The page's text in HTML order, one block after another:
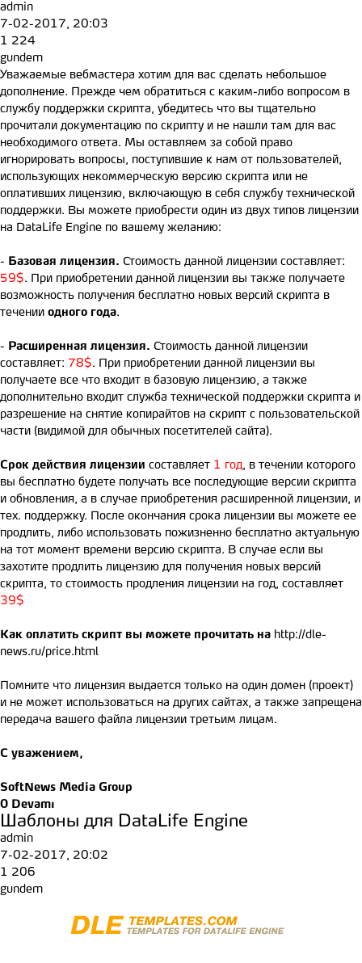
admin
7-02-2017, 20:03
1 224
gundem
Уважаемые вебмастера хотим для вас сделать небольшое
дополнение. Прежде чем обратиться с каким-либо вопросом в
службу поддержки скрипта, убедитесь что вы тщательно
прочитали документацию по скрипту и не нашли там для вас
необходимого ответа. Мы оставляем за собой право
игнорировать вопросы, поступившие к нам от пользователей,
использующих некоммерческую версию скрипта или не
оплативших лицензию, включающую в себя службу технической
поддержки. Вы можете приобрести один из двух типов лицензии
на DataLife Engine по вашему желанию:
- Базовая лицензия. Стоимость данной лицензии составляет:
59$. При приобретении данной лицензии вы также получаете
возможность получения бесплатно новых версий скрипта в
течении одного года.
- Расширенная лицензия. Стоимость данной лицензии
составляет: 78$. При приобретении данной лицензии вы
получаете все что входит в базовую лицензию, а также
дополнительно входит служба технической поддержки скрипта и
разрешение на снятие копирайтов на скрипт с пользовательской
части (видимой для обычных посетителей сайта).
Срок действия лицензии составляет 1 год, в течении которого
вы бесплатно будете получать все последующие версии скрипта
и обновления, а в случае приобретения расширенной лицензии, и
тех. поддержку. После окончания срока лицензии вы можете ее
продлить, либо использовать пожизненно бесплатно актуальную
на тот момент времени версию скрипта. В случае если вы
захотите продлить лицензию для получения новых версий
скрипта, то стоимость продления лицензии на год, составляет
39$
Как оплатить скрипт вы можете прочитать на http://dle-
news.ru/price.html
Помните что лицензия выдается только на один домен (проект)
и не может использоваться на других сайтах, а также запрещена
передача вашего файла лицензии третьим лицам.
С уважением,
SoftNews Media Group
0 Devamı
Шаблоны для DataLife Engine
admin
7-02-2017, 20:02
1 206
gundem